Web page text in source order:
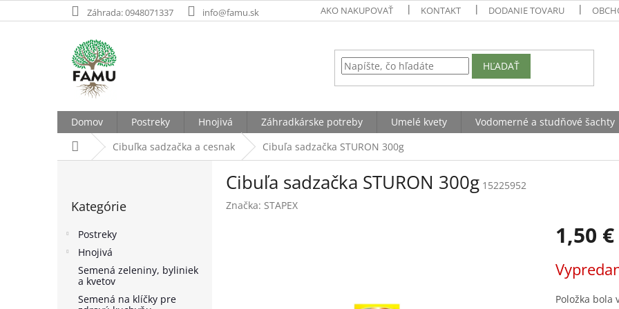
na
Záhrada: 0948071337 info@famu.sk AKO NAKUPOVAŤ KONTAKT DODANIE TOVARU
HĽADAŤ
Domov Postreky Hnojivá Záhradkárske potreby Umelé kvety Vodomerné a studňové šachty
DomovCibuľka sadzačka a cesnak Cibuľa sadzačka STURON 300g
kategórie
Kategórie
Postreky
Hnojivá
Semená zeleniny, byliniek
a kvetov
Semená na klíčky pre
Cibuľa sadzačka STURON 300g 15225952
Značka: STAPEX
1,50 €
cena:
Položka bola